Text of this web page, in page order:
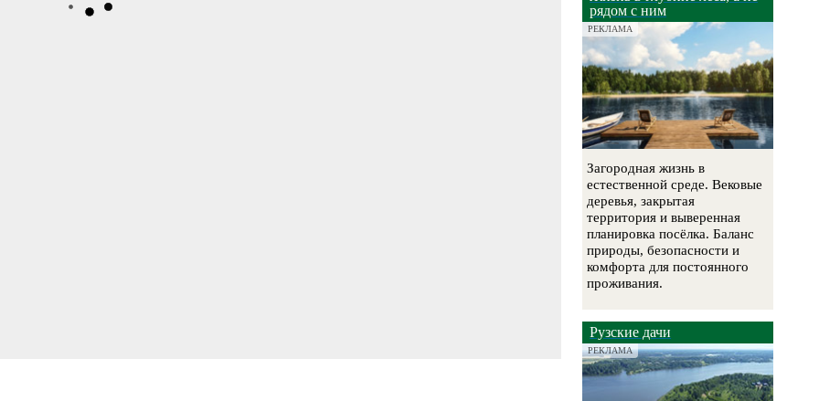
рядом с ним
РЕКЛАМА
Загородная жизнь в
естественной среде. Вековые
деревья, закрытая
территория и выверенная
планировка посёлка. Баланс
природы, безопасности и
комфорта для постоянного
проживания.
Рузские дачи
РЕКЛАМА